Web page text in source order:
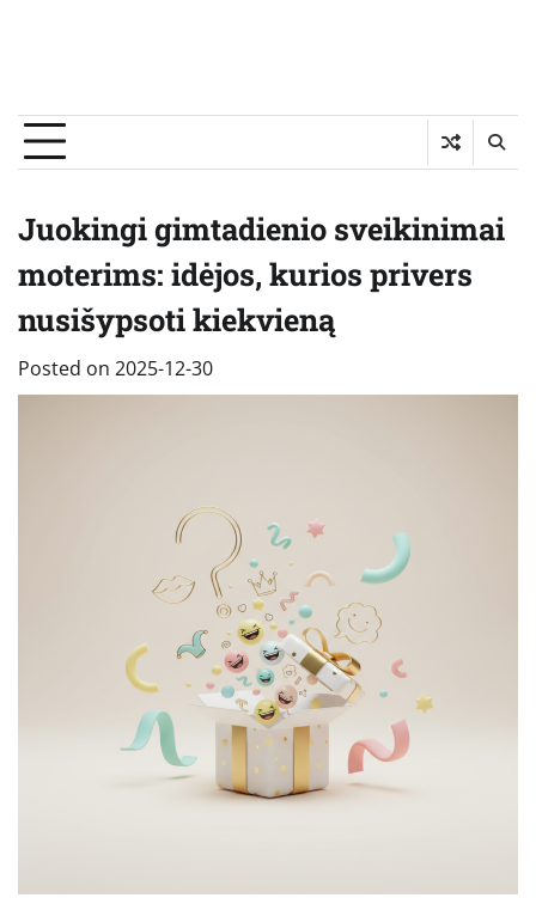
Juokingi gimtadienio sveikinimai
moterims: idėjos, kurios privers
nusišypsoti kiekvieną
Posted on 2025-12-30